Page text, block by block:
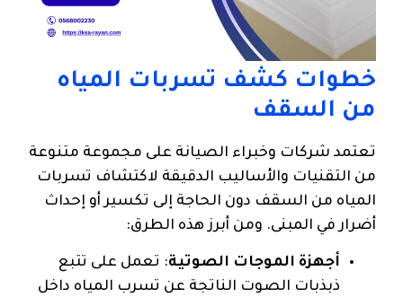
خطوات كشف تسربات المياه
من السقف
تعتمد شركات وخبراء الصيانة على مجموعة متنوعة
من التقنيات والأساليب الدقيقة لاكتشاف تسربات
المياه من السقف دون الحاجة إلى تكسير أو إحداث
أضرار في المبنى. ومن أبرز هذه الطرق:
أجهزة الموجات الصوتية: تعمل على تتبع
ذبذبات الصوت الناتجة عن تسرب المياه داخل